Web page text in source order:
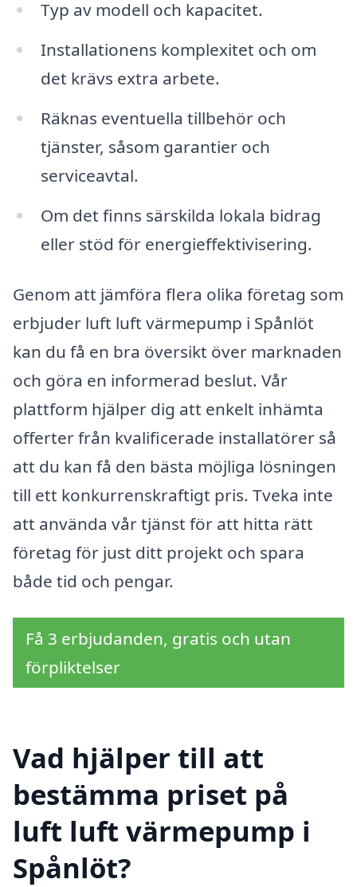
Typ av modell och kapacitet.
Installationens komplexitet och om
det krävs extra arbete.
Räknas eventuella tillbehör och
tjänster, såsom garantier och
serviceavtal.
Om det finns särskilda lokala bidrag
eller stöd för energieffektivisering.
Genom att jämföra flera olika företag som
erbjuder luft luft värmepump i Spånlöt
kan du få en bra översikt över marknaden
och göra en informerad beslut. Vår
plattform hjälper dig att enkelt inhämta
offerter från kvalificerade installatörer så
att du kan få den bästa möjliga lösningen
till ett konkurrenskraftigt pris. Tveka inte
att använda vår tjänst för att hitta rätt
företag för just ditt projekt och spara
både tid och pengar.
Få 3 erbjudanden, gratis och utan
förpliktelser
Vad hjälper till att
bestämma priset på
luft luft värmepump i
Spånlöt?